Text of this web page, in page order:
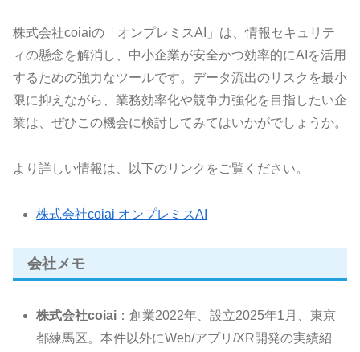
株式会社coiaiの「オンプレミスAI」は、情報セキュリテ
ィの懸念を解消し、中小企業が安全かつ効率的にAIを活用
するための強力なツールです。データ流出のリスクを最小
限に抑えながら、業務効率化や競争力強化を目指したい企
業は、ぜひこの機会に検討してみてはいかがでしょうか。
より詳しい情報は、以下のリンクをご覧ください。
株式会社coiai オンプレミスAI
会社メモ
株式会社coiai ：創業2022年、設立2025年1月、東京
都練馬区。本件以外にWeb/アプリ/XR開発の実績紹